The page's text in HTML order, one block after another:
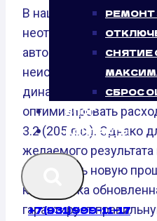
РЕМОНТ
СНЯТИЕ
СБРОС
БЛОГ
КОНТАКТЫ
+7 (931) 999-11-17
В нашем мире чип-
неотъемлемой
автомобилей. Он дает
неиспользованный
динамические
оптимизировать
3.2 (205 л.с.). Однако
желаемого
установить новую
калибровка
гарантирует